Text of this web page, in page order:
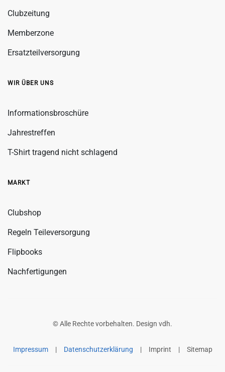
Clubzeitung
Memberzone
Ersatzteilversorgung
WIR ÜBER UNS
Informationsbroschüre
Jahrestreffen
T-Shirt tragend nicht schlagend
MARKT
Clubshop
Regeln Teileversorgung
Flipbooks
Nachfertigungen
© Alle Rechte vorbehalten. Design vdh.
Impressum| Datenschutzerklärung | Imprint | Sitemap